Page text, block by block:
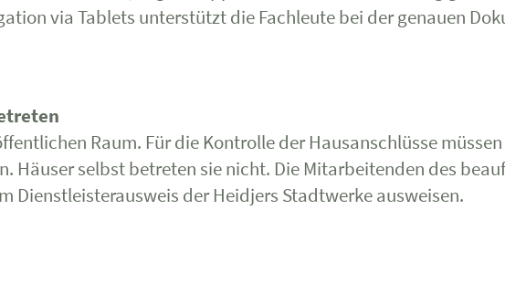
via Tablets unterstützt die Fachleute bei der genauen
Raum. Für die Kontrolle der Hausanschlüsse
Häuser selbst betreten sie nicht. Die Mitarbeitenden des
Dienstleisterausweis der Heidjers Stadtwerke ausweisen.